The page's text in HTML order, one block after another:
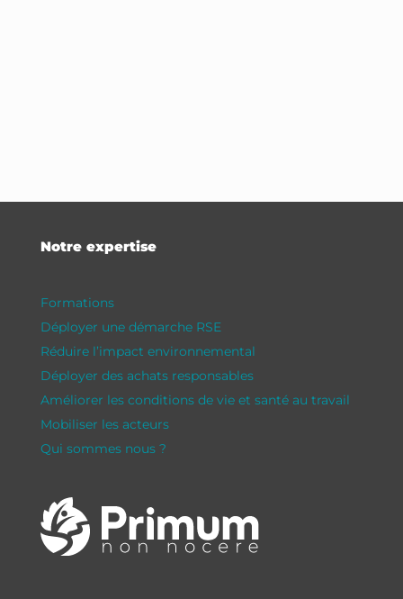
Notre expertise
Formations
Déployer une démarche RSE
Réduire l’impact environnemental
Déployer des achats responsables
Améliorer les conditions de vie et santé au travail
Mobiliser les acteurs
Qui sommes nous ?